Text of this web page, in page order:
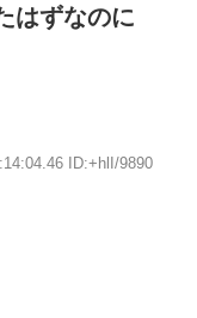
はずなのに
ID:+hlI/9890